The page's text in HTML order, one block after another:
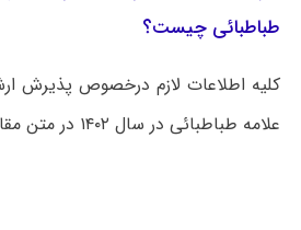
طباطبائی چیست؟
کلیه اطلاعات لازم درخصوص پذیرش
علامه طباطبائی در سال ۱۴۰۲ در متن مقاله آورده شده است.